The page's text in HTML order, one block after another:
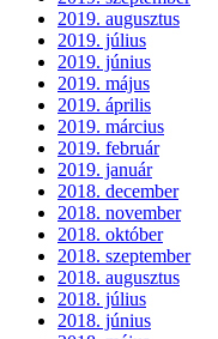
2019. augusztus
2019. július
2019. június
2019. május
2019. április
2019. március
2019. február
2019. január
2018. december
2018. november
2018. október
2018. szeptember
2018. augusztus
2018. július
2018. június